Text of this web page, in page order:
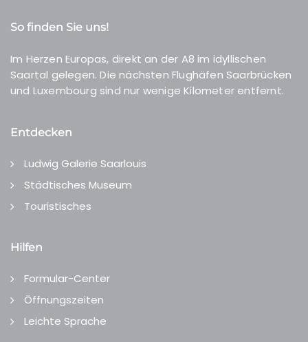
So finden Sie uns!
Im Herzen Europas, direkt an der A8 im idyllischen
Saartal gelegen. Die nächsten Flughäfen Saarbrücken
und Luxembourg sind nur wenige Kilometer entfernt.
Entdecken
Ludwig Galerie Saarlouis
Städtisches Museum
Touristisches
Hilfen
Formular-Center
Öffnungszeiten
Leichte Sprache